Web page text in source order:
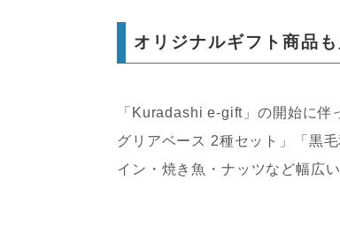
オリジナルギフト商品
「Kuradashi e-gift」の開始に伴
グリアベース 2種セット」「黒
イン・焼き魚・ナッツなど幅広